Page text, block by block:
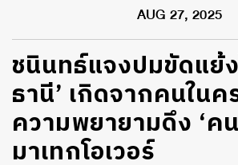
AUG 27, 2025
ชนินทธ์แจงปมขัดแย้
ธานี’ เกิดจากคนใน
ความพยายามดึง ‘ค
มาเทกโอเวอร์